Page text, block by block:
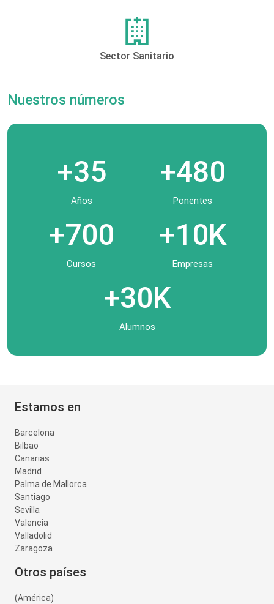
Sector Sanitario
Nuestros números
+35
Años
+480
Ponentes
+700
Cursos
+10K
Empresas
+30K
Alumnos
Estamos en
Barcelona
Bilbao
Canarias
Madrid
Palma de Mallorca
Santiago
Sevilla
Valencia
Valladolid
Zaragoza
Otros países
(América)